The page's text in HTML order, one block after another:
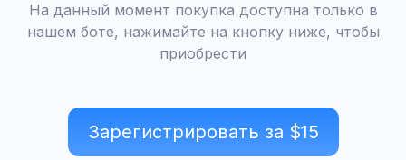
На данный момент покупка доступна только в
нашем боте, нажимайте на кнопку ниже, чтобы
приобрести
Зарегистрировать за $15